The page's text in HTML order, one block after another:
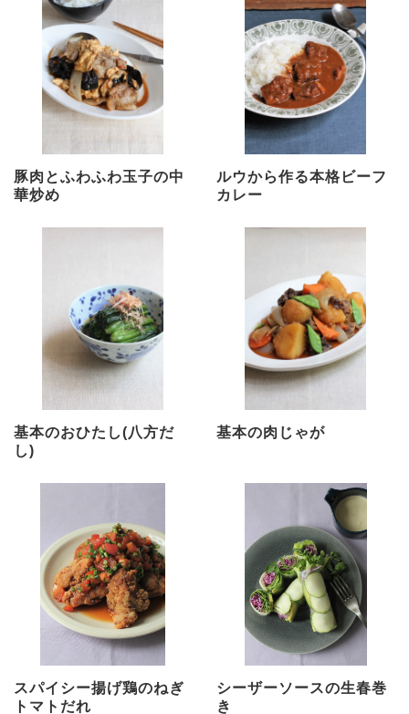
豚肉とふわふわ玉子の中
華炒め
ルウから作る本格ビーフ
カレー
基本のおひたし(八方だ
し)
基本の肉じゃが
スパイシー揚げ鶏のねぎ
トマトだれ
シーザーソースの生春巻
き